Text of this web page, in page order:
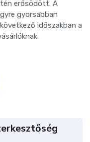
erősödött. A
gyorsabban
időszakban a